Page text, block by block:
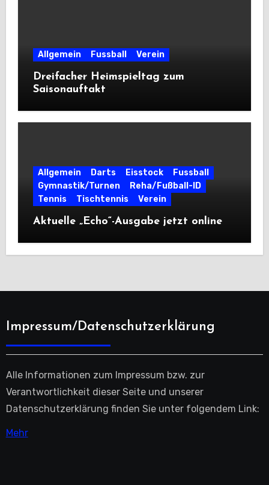
Allgemein Fussball Verein
Dreifacher Heimspieltag zum
Saisonauftakt
Allgemein Darts Eisstock
Fussball
Gymnastik/Turnen
Reha/Fußball-ID
Tennis
Tischtennis Verein
Aktuelle „Echo“-Ausgabe jetzt online
Impressum/Datenschutzerklärung
Alle Informationen zum Impressum bzw. zur
Verantwortlichkeit dieser Seite und unserer
Datenschutzerklärung finden Sie unter folgendem Link:
Mehr